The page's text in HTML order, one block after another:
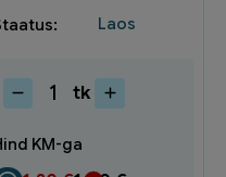
Laos
Maalriteip
kollane
tk